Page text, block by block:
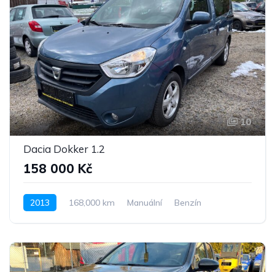
10
Dacia Dokker 1.2
158 000 Kč
2013 168,000 km Manuální
Benzín